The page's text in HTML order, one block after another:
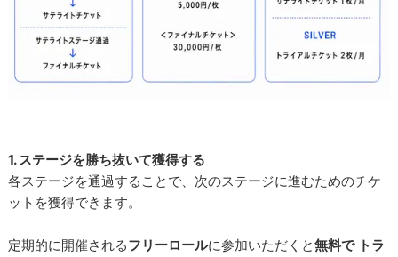
1. ステージを勝ち抜いて獲得する
各ステージを通過することで、次のステージに進むためのチケ
ットを獲得できます。
定期的に開催されるフリーロールに参加いただくと無料で トラ